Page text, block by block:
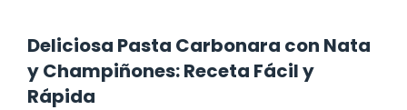
Deliciosa Pasta Carbonara con Nata
y Champiñones: Receta Fácil y
Rápida